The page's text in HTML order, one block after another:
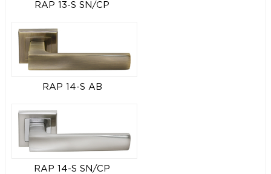
RAP 13-S SN/CP
RAP 14-S AB
RAP 14-S SN/CP